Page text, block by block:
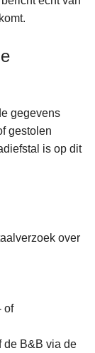
gegevens
gestolen
is op dit
over
of
de B&B via de